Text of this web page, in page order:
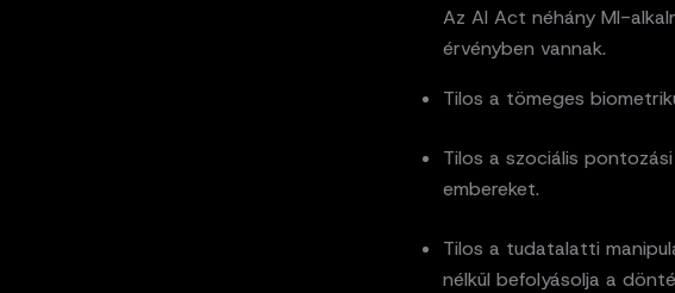
Az AI Act néhány MI-
érvényben vannak.
Tilos a tömeges
Tilos a szociális
embereket.
Tilos a tudatalatti
nélkül befolyásolja a